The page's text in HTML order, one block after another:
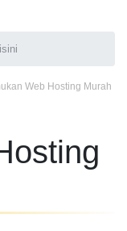
Web Hosting Murah